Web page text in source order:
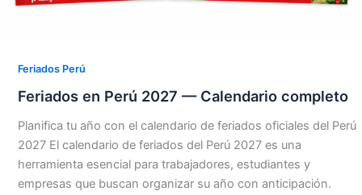
Feriados Perú
Feriados en Perú 2027 — Calendario completo
Planifica tu año con el calendario de feriados oficiales del Perú
2027 El calendario de feriados del Perú 2027 es una
herramienta esencial para trabajadores, estudiantes y
empresas que buscan organizar su año con anticipación.